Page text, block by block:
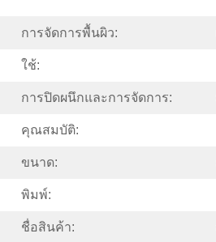
การจัดการพื้นผิว:
ใช้:
การปิดผนึกและการจัดการ:
คุณสมบัติ:
ขนาด:
พิมพ์:
ชื่อสินค้า: